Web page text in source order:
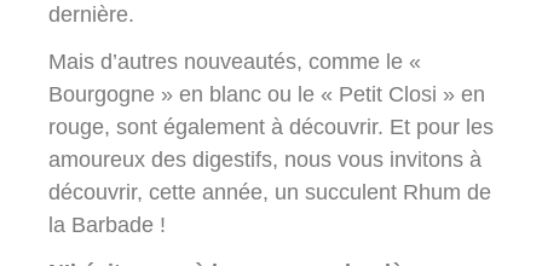
dernière.
Mais d’autres nouveautés, comme le «
Bourgogne » en blanc ou le « Petit Closi » en
rouge, sont également à découvrir. Et pour les
amoureux des digestifs, nous vous invitons à
découvrir, cette année, un succulent Rhum de
la Barbade !